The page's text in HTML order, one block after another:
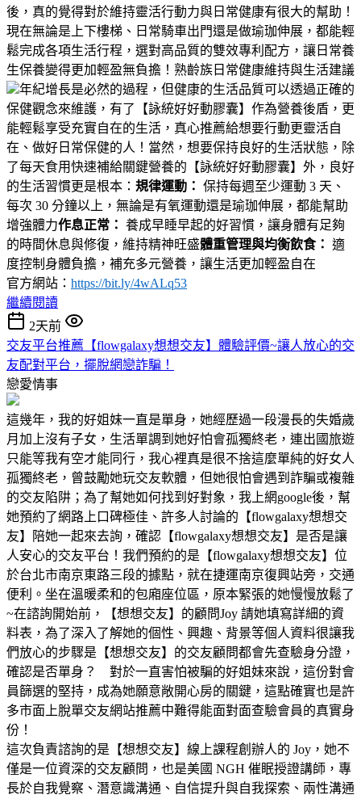
後，真的覺得對於維持靈活行動力與日常健康有很大的幫助！
現在無論是上下樓梯、日常騎車出門還是做瑜珈伸展，都能輕
鬆完成各項生活行程，選對高品質的雙效專利配方，讓日常養
生保養變得更加輕盈無負擔！熟齡族日常健康維持與生活建議
年紀增長是必然的過程，但健康的生活品質可以透過正確的
保健觀念來維護，有了【詠統好好動膠囊】作為營養後盾，更
能輕鬆享受充實自在的生活，真心推薦給想要行動更靈活自
在、做好日常保健的人！當然，想要保持良好的生活狀態，除
了每天食用快速補給關鍵營養的【詠統好好動膠囊】外，良好
的生活習慣更是根本： 規律運動： 保持每週至少運動 3 天、
每次 30 分鐘以上，無論是有氧運動還是瑜珈伸展，都能幫助
增強體力作息正常： 養成早睡早起的好習慣，讓身體有足夠
的時間休息與修復，維持精神旺盛體重管理與均衡飲食： 適
度控制身體負擔，補充多元營養，讓生活更加輕盈自在
官方網站： https://bit.ly/4wALq53
繼續閱讀
2天前
交友平台推薦【flowgalaxy想想交友】體驗評價~讓人放心的交
友配對平台，擺脫網戀詐騙！
戀愛情事
這幾年，我的好姐妹一直是單身，她經歷過一段漫長的失婚歲
月加上沒有子女，生活單調到她好怕會孤獨終老，連出國旅遊
只能等我有空才能同行，我心裡真是很不捨這麼單純的好女人
孤獨終老，曾鼓勵她玩交友軟體，但她很怕會遇到詐騙或複雜
的交友陷阱；為了幫她如何找到好對象，我上網google後，幫
她預約了網路上口碑極佳、許多人討論的【flowgalaxy想想交
友】陪她一起來去詢，確認【flowgalaxy想想交友】是否是讓
人安心的交友平台！我們預約的是【flowgalaxy想想交友】位
於台北市南京東路三段的據點，就在捷運南京復興站旁，交通
便利。坐在溫暖柔和的包廂座位區，原本緊張的她慢慢放鬆了
~在諮詢開始前，【想想交友】的顧問Joy 請她填寫詳細的資
料表，為了深入了解她的個性、興趣、背景等個人資料很讓我
們放心的步驟是【想想交友】的交友顧問都會先查驗身分證，
確認是否單身？ 對於一直害怕被騙的好姐妹來說，這份對會
員篩選的堅持，成為她願意敞開心房的關鍵，這點確實也是許
多市面上脫單交友網站推薦中難得能面對面查驗會員的真實身
份！
這次負責諮詢的是【想想交友】線上課程創辦人的 Joy，她不
僅是一位資深的交友顧問，也是美國 NGH 催眠授證講師，專
長於自我覺察、潛意識溝通、自信提升與自我探索、兩性溝通